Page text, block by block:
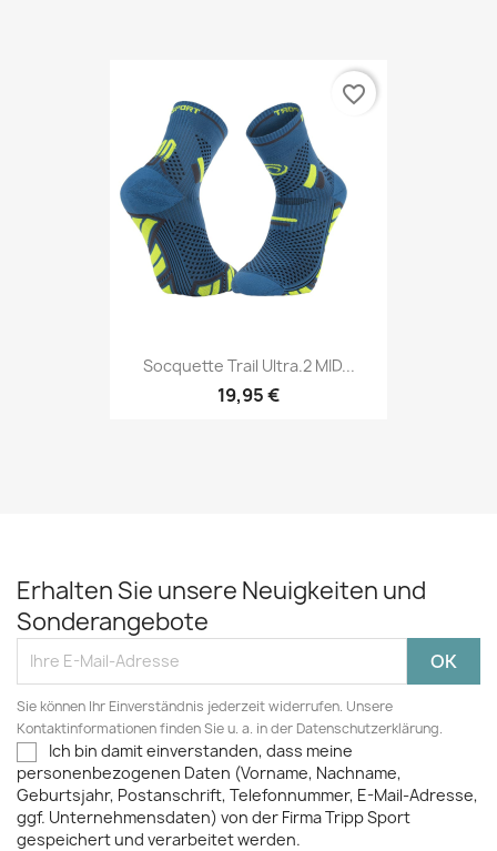
Socquette Trail Ultra.2 MID...
19,95 €
favorite_border
Erhalten Sie unsere Neuigkeiten und
Sonderangebote
Sie können Ihr Einverständnis jederzeit widerrufen. Unsere
Kontaktinformationen finden Sie u. a. in der Datenschutzerklärung.
Ich bin damit einverstanden, dass meine
personenbezogenen Daten (Vorname, Nachname,
Geburtsjahr, Postanschrift, Telefonnummer, E-Mail-Adresse,
ggf. Unternehmensdaten) von der Firma Tripp Sport
gespeichert und verarbeitet werden.